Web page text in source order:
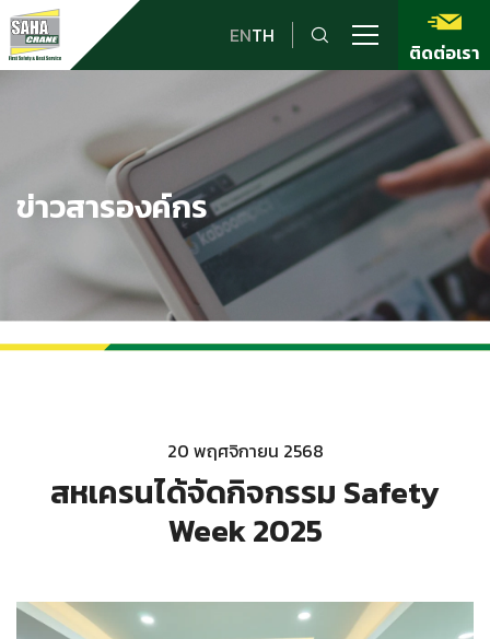
ENTH
ติดต่อเรา
ข่าวสารองค์กร
20 พฤศจิกายน 2568
สหเครนได้จัดกิจกรรม Safety
Week 2025